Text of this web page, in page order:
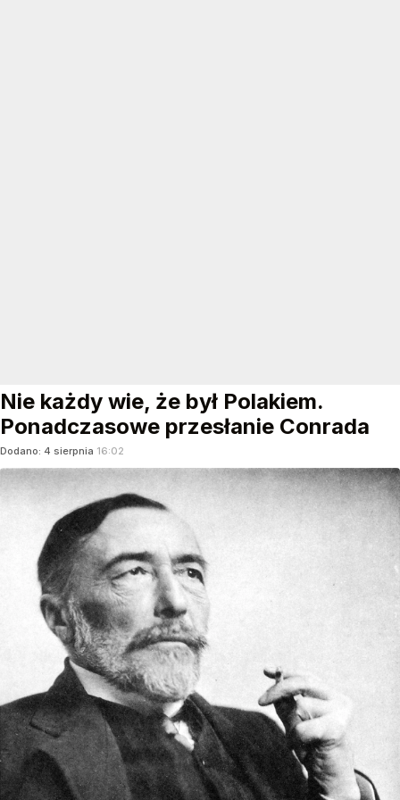
Nie każdy wie, że był Polakiem.
Ponadczasowe przesłanie Conrada
Dodano: 4 sierpnia 16:02